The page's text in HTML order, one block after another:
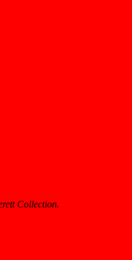
Collection.